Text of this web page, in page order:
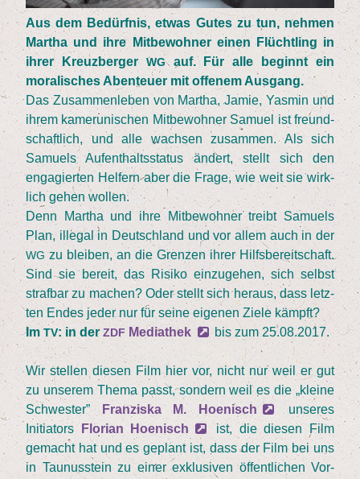
Aus dem Bedürf­nis, etwas Gutes zu tun, neh­men
Mar­tha und ihre Mit­be­woh­ner einen Flücht­ling in
ihrer Kreuz­ber­gerWGauf. Für alle beginnt ein
mora­li­sches Aben­teu­er mit offe­nem Ausgang.
Das Zusam­men­le­ben von Mar­tha, Jamie, Yas­min und
ihrem kame­ru­ni­schen Mit­be­woh­ner Samu­el ist freund­
schaft­lich, und alle wach­sen zusam­men. Als sich
Samu­els Auf­ent­halts­sta­tus ändert, stellt sich den
enga­gier­ten Hel­fern aber die Fra­ge, wie weit sie wirk­
lich gehen wollen.
Denn Mar­tha und ihre Mit­be­woh­ner treibt Samu­els
Plan, ille­gal in Deutsch­land und vor allem auch in der
WG zu blei­ben, an die Gren­zen ihrer Hilfs­be­reit­schaft.
Sind sie bereit, das Risi­ko ein­zu­ge­hen, sich selbst
straf­bar zu machen? Oder stellt sich her­aus, dass letz­
ten Endes jeder nur für sei­ne eige­nen Zie­le kämpft?
Im TV: in der ZDF Media­thek bis zum25.08.2017.
Wir stel­len die­sen Film hier vor, nicht nur weil er gut
zu unse­rem The­ma passt, son­dern weil es die„klei­ne
Schwes­ter” Fran­zis­ka M. Hoe­nisch
unse­res
Initia­tors Flo­ri­an Hoe­nisch
ist, die die­sen Film
gemacht hat und es geplant ist, dass der Film bei uns
in Tau­nus­stein zu einer exklu­si­ven öffent­li­chen Vor­